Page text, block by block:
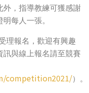
外，指導教練可獲感謝
每人一張。
理報名，歡迎有興趣
訊與線上報名請至競賽
competition2021/）。